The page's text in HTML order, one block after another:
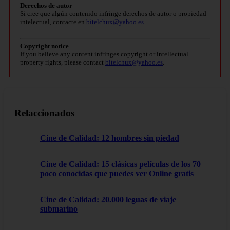
Derechos de autor
Si cree que algún contenido infringe derechos de autor o propiedad
intelectual, contacte en bitelchux@yahoo.es.
Copyright notice
If you believe any content infringes copyright or intellectual
property rights, please contact bitelchux@yahoo.es.
Relaccionados
Cine de Calidad: 12 hombres sin piedad
Cine de Calidad: 15 clásicas películas de los 70
poco conocidas que puedes ver Online gratis
Cine de Calidad: 20.000 leguas de viaje
submarino